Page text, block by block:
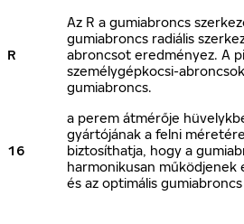
R
Az R a gumiabroncs
gumiabroncs radiális
abroncsot eredményez. A
személygépkocsi-
gumiabroncs.
16
a perem átmérője
gyártójának a felni
biztosíthatja, hogy a
harmonikusan
és az optimális